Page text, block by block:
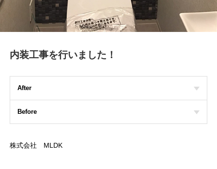
内装工事を行いました！
After
Before
株式会社 MLDK